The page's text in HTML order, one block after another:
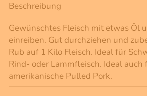
Beschreibung
Gewünschtes Fleisch mit etwas Öl
einreiben. Gut durchziehen und
Rub auf 1 Kilo Fleisch. Ideal für
Rind- oder Lammfleisch. Ideal auch
amerikanische Pulled Pork.